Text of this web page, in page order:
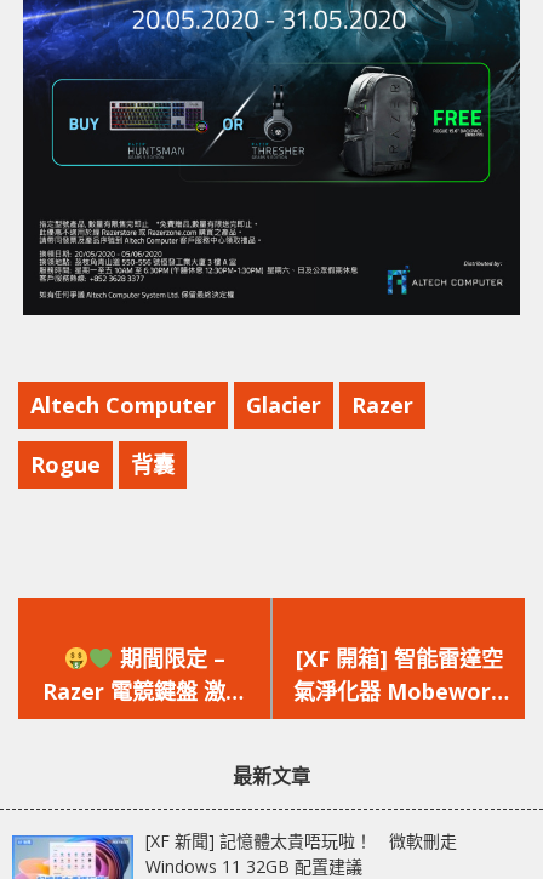
Altech Computer Glacier Razer
Rogue 背囊
一
篇
文
期間限定 –
Razer 電競鍵盤 激減
HK$250
一
篇
文
[XF 開箱] 智能雷達空
氣淨化器 Mobework
Air Master Pro
最新文章
[XF 新聞] 記憶體太貴唔玩啦！ 微軟刪走
Windows 11 32GB 配置建議